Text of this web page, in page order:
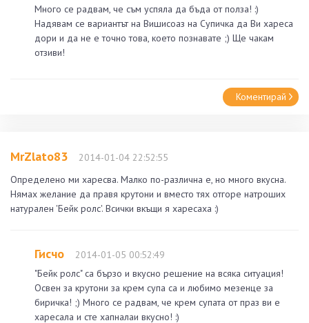
Много се радвам, че съм успяла да бъда от полза! :)
Надявам се вариантът на Вишисоаз на Супичка да Ви хареса
дори и да не е точно това, което познавате ;) Ще чакам
отзиви!
Коментирай
MrZlato83
2014-01-04 22:52:55
Определено ми харесва. Малко по-различна е, но много вкусна.
Нямах желание да правя крутони и вместо тях отгоре натроших
натурален 'Бейк ролс'. Всички вкъщи я харесаха :)
Гисчо
2014-01-05 00:52:49
"Бейк ролс" са бързо и вкусно решение на всяка ситуация!
Освен за крутони за крем супа са и любимо мезенце за
биричка! ;) Много се радвам, че крем супата от праз ви е
харесала и сте хапналаи вкусно! :)